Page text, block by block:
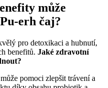
může
erh čaj?
pro detoxikaci a hubnutí,
benefitů. Jaké zdravotní
pomoci zlepšit trávení a